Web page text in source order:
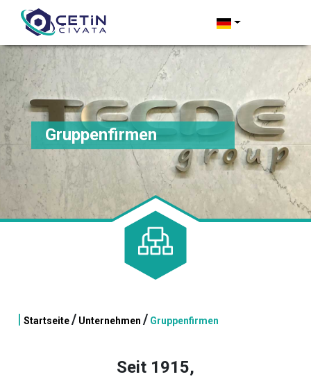
Gruppenfirmen
| Startseite/ Unternehmen / Gruppenfirmen
Seit 1915,